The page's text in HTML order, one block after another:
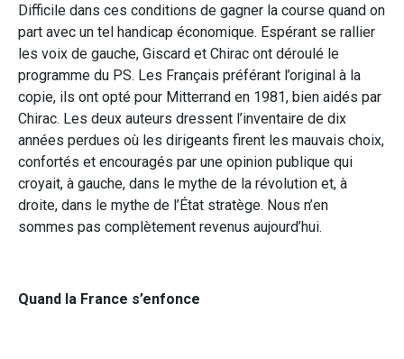
Difficile dans ces conditions de gagner la course quand on
part avec un tel handicap économique. Espérant se rallier
les voix de gauche, Giscard et Chirac ont déroulé le
programme du PS. Les Français préférant l’original à la
copie, ils ont opté pour Mitterrand en 1981, bien aidés par
Chirac. Les deux auteurs dressent l’inventaire de dix
années perdues où les dirigeants firent les mauvais choix,
confortés et encouragés par une opinion publique qui
croyait, à gauche, dans le mythe de la révolution et, à
droite, dans le mythe de l’État stratège. Nous n’en
sommes pas complètement revenus aujourd’hui.
Quand la France s’enfonce